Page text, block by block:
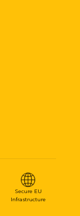
Secure EU
Infrastructure